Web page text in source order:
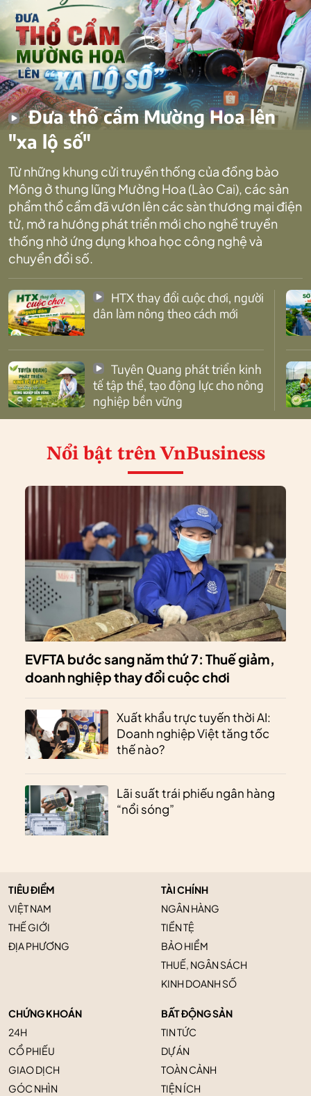
Đưa thổ cẩm Mường Hoa lên
"xa lộ số"
Từ những khung cửi truyền thống của đồng bào
Mông ở thung lũng Mường Hoa (Lào Cai), các sản
phẩm thổ cẩm đã vươn lên các sàn thương mại điện
tử, mở ra hướng phát triển mới cho nghề truyền
thống nhờ ứng dụng khoa học công nghệ và
chuyển đổi số.
dân làm nông theo cách mới
tế tập thể, tạo động lực cho nông
nghiệp bền vững
Nổi bật trên VnBusiness
EVFTA bước sang năm thứ 7: Thuế giảm,
doanh nghiệp thay đổi cuộc chơi
Xuất khẩu trực tuyến thời AI:
Doanh nghiệp Việt tăng tốc
thế nào?
Lãi suất trái phiếu ngân hàng
“nổi sóng”
TIÊU ĐIỂM
VIỆT NAM
THẾ GIỚI
ĐỊA PHƯƠNG
TÀI CHÍNH
NGÂN HÀNG
TIỀN TỆ
BẢO HIỂM
THUẾ, NGÂN SÁCH
KINH DOANH SỐ
CHỨNG KHOÁN
24H
CỔ PHIẾU
GIAO DỊCH
GÓC NHÌN
BẤT ĐỘNG SẢN
TIN TỨC
DỰ ÁN
TOÀN CẢNH
TIỆN ÍCH